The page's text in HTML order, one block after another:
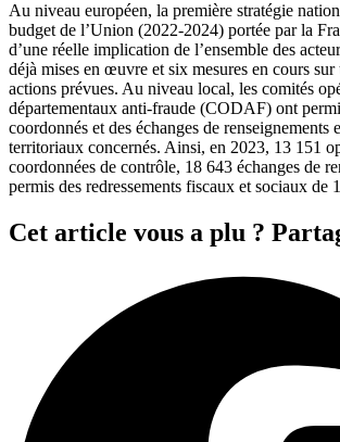
Au niveau européen, la première stratégie
budget de l’Union (2022-2024) portée par la
d’une réelle implication de l’ensemble des
déjà mises en œuvre et six mesures en cours
actions prévues. Au niveau local, les comités
départementaux anti-fraude (CODAF) ont
coordonnés et des échanges de renseignements
territoriaux concernés. Ainsi, en 2023, 13 151
coordonnées de contrôle, 18 643 échanges de
permis des redressements fiscaux et sociaux de
Cet article vous a plu ?